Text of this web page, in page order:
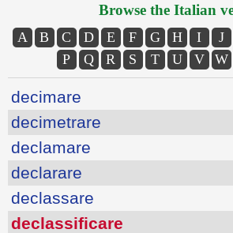
Browse the Italian
A B C D E F G H I J
P
Q R S T U V W
decimare
decimetrare
declamare
declarare
declassare
declassificare